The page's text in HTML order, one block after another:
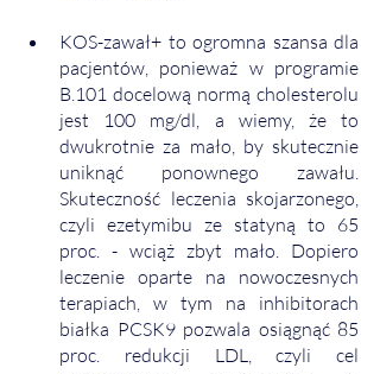
KOS-zawał+ to ogromna szansa dla
pacjentów, ponieważ w programie
B.101 docelową normą cholesterolu
jest 100 mg/dl, a wiemy, że to
dwukrotnie za mało, by skutecznie
uniknąć ponownego zawału.
Skuteczność leczenia skojarzonego,
czyli ezetymibu ze statyną to 65
proc. - wciąż zbyt mało. Dopiero
leczenie oparte na nowoczesnych
terapiach, w tym na inhibitorach
białka PCSK9 pozwala osiągnąć 85
proc. redukcji LDL, czyli cel